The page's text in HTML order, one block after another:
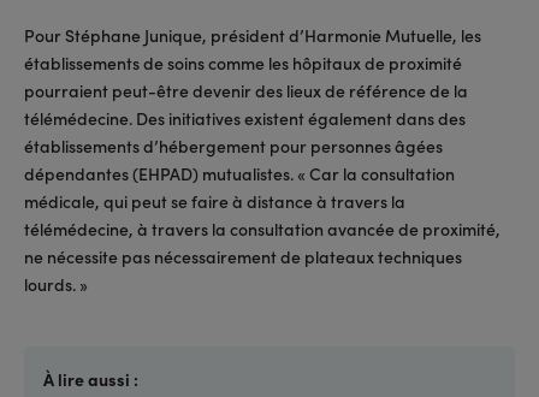
Pour Stéphane Junique, président d’Harmonie Mutuelle, les
établissements de soins comme les hôpitaux de proximité
pourraient peut-être devenir des lieux de référence de la
télémédecine. Des initiatives existent également dans des
établissements d’hébergement pour personnes âgées
dépendantes (EHPAD) mutualistes. « Car la consultation
médicale, qui peut se faire à distance à travers la
télémédecine, à travers la consultation avancée de proximité,
ne nécessite pas nécessairement de plateaux techniques
lourds. »
À lire aussi :